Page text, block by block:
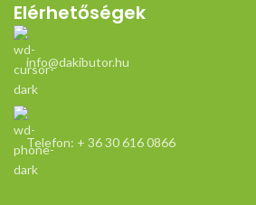
Elérhetőségek
info@dakibutor.hu
Telefon: + 36 30 616 0866